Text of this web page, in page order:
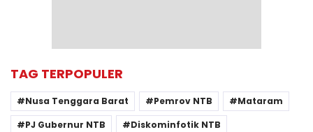
TAG TERPOPULER
Nusa Tenggara Barat Pemrov NTB
Mataram
PJ Gubernur NTB
Diskominfotik NTB